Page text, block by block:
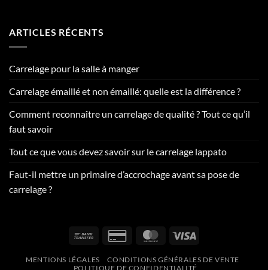
ARTICLES RÉCENTS
Carrelage pour la salle à manger
Carrelage émaillé et non émaillé: quelle est la différence ?
Comment reconnaître un carrelage de qualité ? Tout ce qu’il
faut savoir
Tout ce que vous devez savoir sur le carrelage lappato
Faut-il mettre un primaire d’accrochage avant sa pose de
carrelage ?
Bank
Credit
2
MasterCard
MENTIONS LÉGALES
CONDITIONS GÉNÉRALES DE VENTE
POLITIQUE DE CONFIDENTIALITÉ